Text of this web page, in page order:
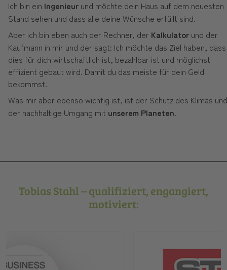
Ich bin ein Ingenieur und möchte dein Haus auf dem neuesten
Stand sehen und dass alle deine Wünsche erfüllt sind.
Aber ich bin eben auch der Rechner, der Kalkulator und der
Kaufmann in mir und der sagt: Ich möchte das Ziel haben, dass
dies für dich wirtschaftlich ist, bezahlbar ist und möglichst
effizient gebaut wird. Damit du das meiste für dein Geld
bekommst.
Was mir aber ebenso wichtig ist, ist der Schutz des Klimas und
der nachhaltige Umgang mit unserem Planeten.
Tobias Stahl – qualifiziert, engangiert,
motiviert: